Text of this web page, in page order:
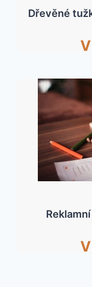
Dřevěné